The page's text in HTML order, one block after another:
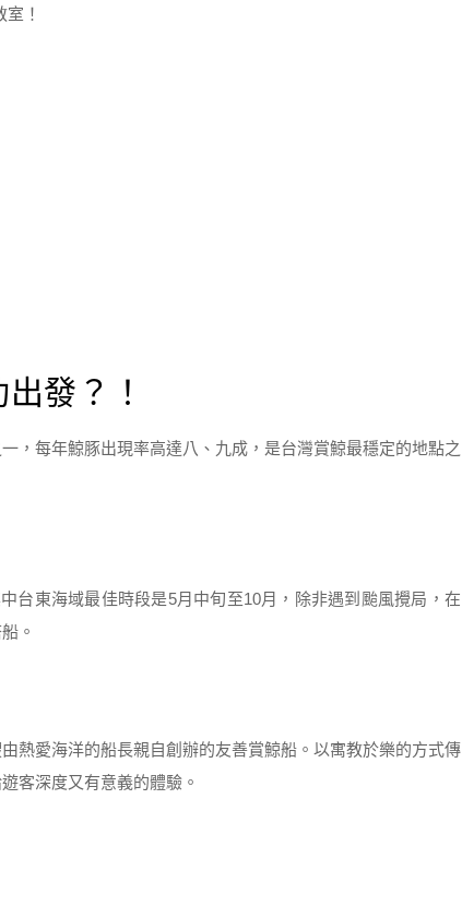
發？！
，每年鯨豚出現率高達八、九成，是台灣賞鯨最穩定的地點之
台東海域最佳時段是5月中旬至10月，除非遇到颱風攪局，在
。
熱愛海洋的船長親自創辦的友善賞鯨船。以寓教於樂的方式傳
客深度又有意義的體驗。